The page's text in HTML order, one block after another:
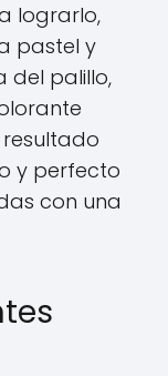
lograrlo,
pastel y
del palillo,
resultado
y perfecto
con una